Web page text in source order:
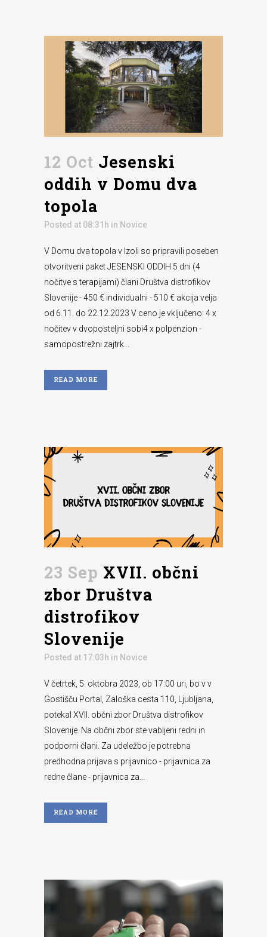
12 Oct Jesenski
oddih v Domu dva
topola
Posted at 08:31h in Novice
V Domu dva topola v Izoli so pripravili poseben
otvoritveni paket JESENSKI ODDIH 5 dni (4
nočitve s terapijami) člani Društva distrofikov
Slovenije - 450 € individualni - 510 € akcija velja
od 6.11. do 22.12.2023 V ceno je vključeno: 4 x
nočitev v dvoposteljni sobi4 x polpenzion -
samopostrežni zajtrk...
READ MORE
23 Sep XVII. občni
zbor Društva
distrofikov
Slovenije
Posted at 17:03h in Novice
V četrtek, 5. oktobra 2023, ob 17:00 uri, bo v v
Gostišču Portal, Zaloška cesta 110, Ljubljana,
potekal XVII. občni zbor Društva distrofikov
Slovenije. Na občni zbor ste vabljeni redni in
podporni člani. Za udeležbo je potrebna
predhodna prijava s prijavnico - prijavnica za
redne člane - prijavnica za...
READ MORE